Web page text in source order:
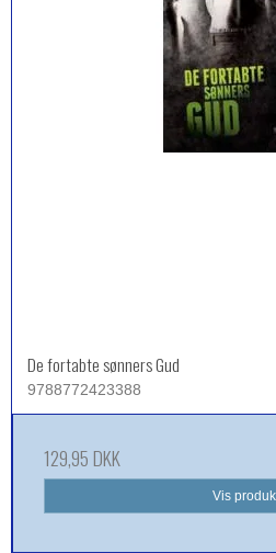
De fortabte sønners Gud
9788772423388
129,95 DKK
Vis